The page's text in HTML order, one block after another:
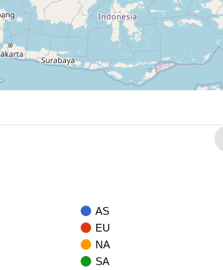
AS
EU
NA
SA